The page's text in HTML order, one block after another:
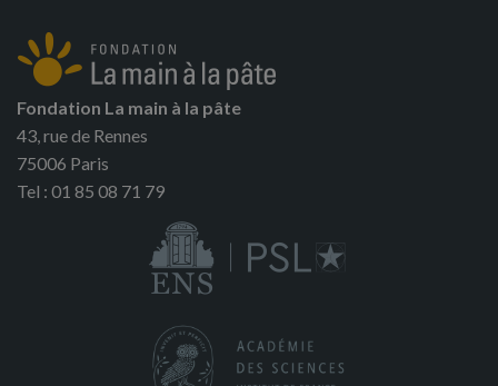
Fondation La main à la pâte
43, rue de Rennes
75006 Paris
Tel : 01 85 08 71 79